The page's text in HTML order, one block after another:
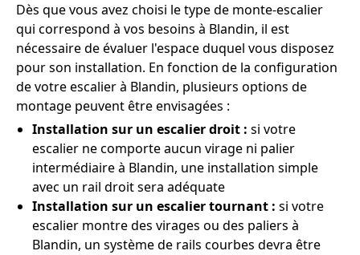
Dès que vous avez choisi le type de monte-escalier
qui correspond à vos besoins à Blandin, il est
nécessaire de évaluer l'espace duquel vous disposez
pour son installation. En fonction de la configuration
de votre escalier à Blandin, plusieurs options de
montage peuvent être envisagées :
Installation sur un escalier droit : si votre
escalier ne comporte aucun virage ni palier
intermédiaire à Blandin, une installation simple
avec un rail droit sera adéquate
Installation sur un escalier tournant : si votre
escalier montre des virages ou des paliers à
Blandin, un système de rails courbes devra être